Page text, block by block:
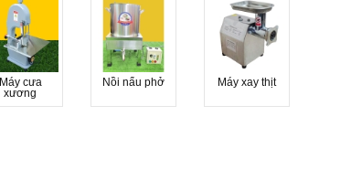
Máy cưa
xương
Nồi nấu phở Máy xay thịt